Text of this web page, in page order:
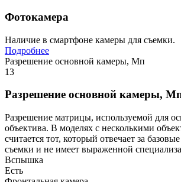
Фотокамера
Наличие в смартфоне камеры для съемки.
Подробнее
Разрешение основной камеры, Мп
13
Разрешение основной камеры,
Разрешение матрицы, используемой для
объектива. В моделях с несколькими
считается тот, который отвечает за
съемки и не имеет выраженной
Вспышка
Есть